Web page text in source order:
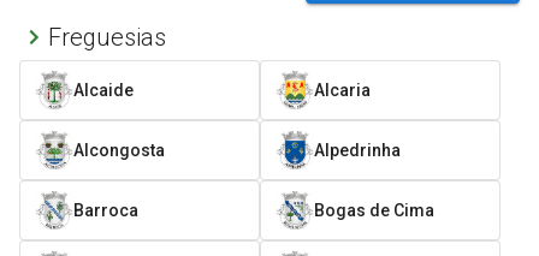
Freguesias
Alcaide Alcaria
Alcongosta Alpedrinha
Barroca Bogas de Cima